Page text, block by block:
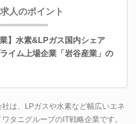
人のポイント
】水素&LPガス国内シェア
イム上場企業「岩谷産業」の
は、LPガスや水素など幅広いエネ
タニグループのIT戦略企業です。